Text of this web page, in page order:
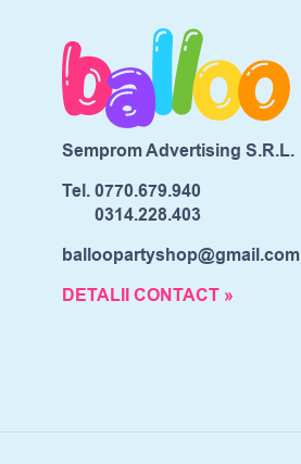
Semprom Advertising S.R.L.
Tel.0770.679.940
0314.228.403
balloopartyshop@gmail.com
DETALII CONTACT »